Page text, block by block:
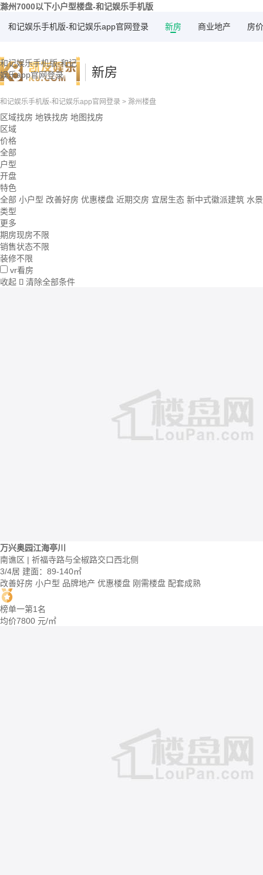
滁州7000以下小户型楼盘-和记娱乐手机版
和记娱乐手机版-和记娱乐app官网登录 新房 商业地产 房价
和记娱乐手机版-和记
娱乐app官网登录
新房
和记娱乐手机版-和记娱乐app官网登录 > 滁州楼盘
区域找房 地铁找房 地图找房
区域
价格
全部
户型
开盘
特色
全部 小户型 改善好房 优惠楼盘 近期交房 宜居生态 新中式徽派建筑 水
类型
更多
期房现房不限
销售状态不限
装修不限
vr看房
收起  清除全部条件
万兴奥园江海亭川
南谯区 | 祈福寺路与全椒路交口西北侧
3/4居 建面：89-140㎡
改善好房 小户型 品牌地产 优惠楼盘 刚需楼盘 配套成熟
榜单一第1名
均价7800 元/㎡